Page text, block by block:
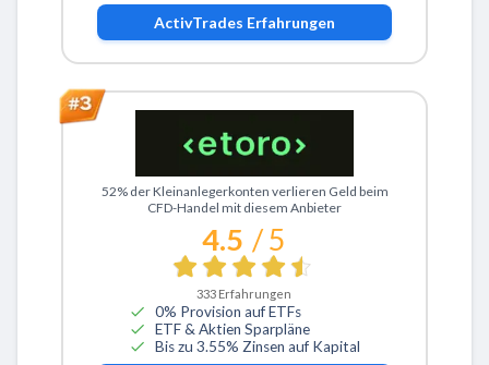
ActivTrades Erfahrungen
Zu eToro
52% der Kleinanlegerkonten verlieren Geld beim
CFD-Handel mit diesem Anbieter
4.5 / 5
333 Erfahrungen
0% Provision auf ETFs
ETF & Aktien Sparpläne
Bis zu 3.55% Zinsen auf Kapital